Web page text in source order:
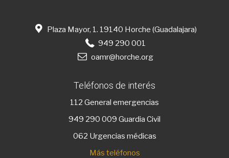
Plaza Mayor, 1. 19140 Horche (Guadalajara)
949 290 001
oamr@horche.org
Teléfonos de interés
112 General emergencias
949 290 009 Guardia Civil
062 Urgencias médicas
Más teléfonos